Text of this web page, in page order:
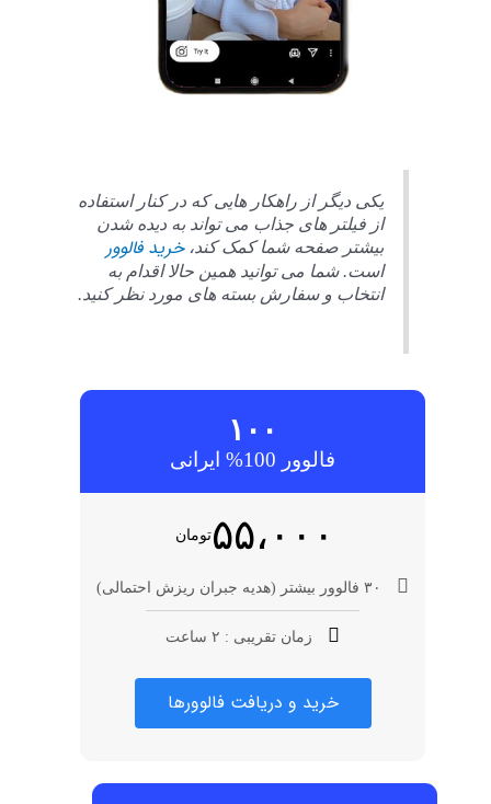
یکی دیگر از راهکار هایی که در کنار استفاده
از فیلتر های جذاب می تواند به دیده شدن
بیشتر صفحه شما کمک کند،خرید فالوور
است. شما می توانید همین حالا اقدام به
انتخاب و سفارش بسته های مورد نظر کنید.
۱۰۰
فالوور 100% ایرانی
تومان۵۵،۰۰۰
۳۰ فالوور بیشتر (هدیه جبران ریزش احتمالی)
زمان تقریبی : ۲ ساعت
خرید و دریافت فالوورها